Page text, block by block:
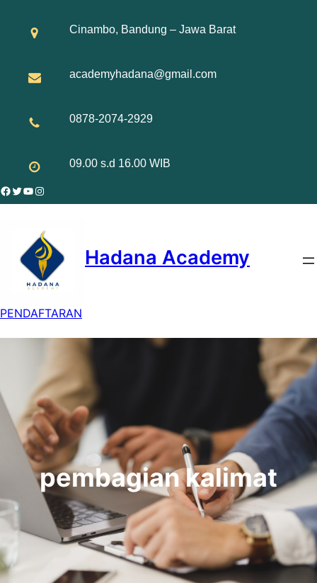
Cinambo, Bandung – Jawa Barat
academyhadana@gmail.com
0878-2074-2929
09.00 s.d 16.00 WIB
Facebook
Twitter
YouTube
Instagram
Hadana Academy
PENDAFTARAN
pembagian kalimat